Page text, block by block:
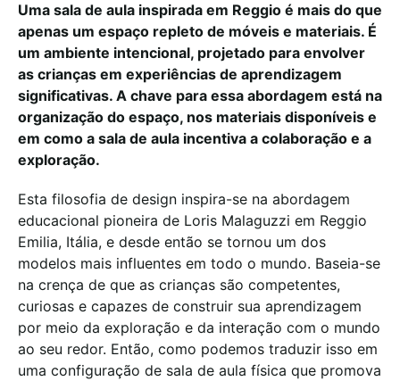
Uma sala de aula inspirada em Reggio é mais do que
apenas um espaço repleto de móveis e materiais. É
um ambiente intencional, projetado para envolver
as crianças em experiências de aprendizagem
significativas. A chave para essa abordagem está na
organização do espaço, nos materiais disponíveis e
em como a sala de aula incentiva a colaboração e a
exploração.
Esta filosofia de design inspira-se na abordagem
educacional pioneira de Loris Malaguzzi em Reggio
Emilia, Itália, e desde então se tornou um dos
modelos mais influentes em todo o mundo. Baseia-se
na crença de que as crianças são competentes,
curiosas e capazes de construir sua aprendizagem
por meio da exploração e da interação com o mundo
ao seu redor. Então, como podemos traduzir isso em
uma configuração de sala de aula física que promova